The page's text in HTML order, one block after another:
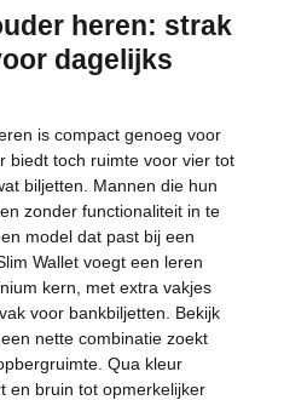
heren: strak
dagelijks
is compact genoeg voor
biedt toch ruimte voor vier tot
biljetten. Mannen die hun
zonder functionaliteit in te
model dat past bij een
Wallet voegt een leren
kern, met extra vakjes
voor bankbiljetten. Bekijk
nette combinatie zoekt
Qua kleur
en bruin tot opmerkelijker